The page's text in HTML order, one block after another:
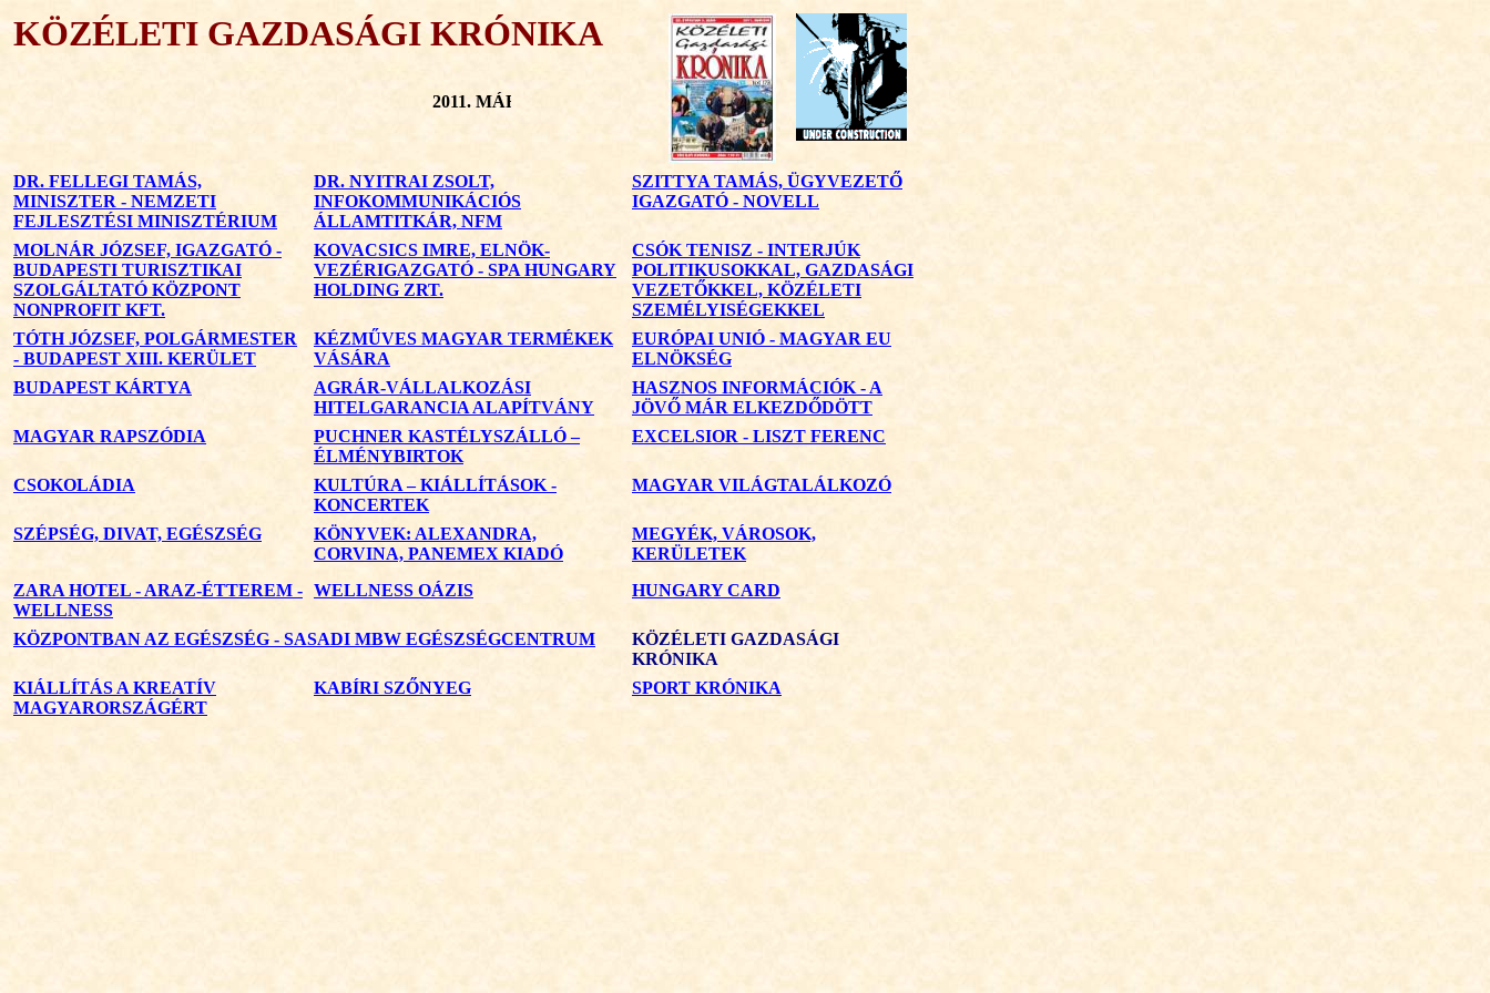
KÖZÉLETI GAZDASÁGI KRÓNIKA
2011. MÁRCIUS
DR. FELLEGI TAMÁS,
MINISZTER - NEMZETI
FEJLESZTÉSI MINISZTÉRIUM
DR. NYITRAI ZSOLT,
INFOKOMMUNIKÁCIÓS
ÁLLAMTITKÁR, NFM
SZITTYA TAMÁS, ÜGYVEZETŐ
IGAZGATÓ - NOVELL
MOLNÁR JÓZSEF, IGAZGATÓ -
BUDAPESTI TURISZTIKAI
SZOLGÁLTATÓ KÖZPONT
NONPROFIT KFT.
KOVACSICS IMRE, ELNÖK-
VEZÉRIGAZGATÓ - SPA HUNGARY
HOLDING ZRT.
CSÓK TENISZ - INTERJÚK
POLITIKUSOKKAL, GAZDASÁGI
VEZETŐKKEL, KÖZÉLETI
SZEMÉLYISÉGEKKEL
TÓTH JÓZSEF, POLGÁRMESTER
- BUDAPEST XIII. KERÜLET
KÉZMŰVES MAGYAR TERMÉKEK
VÁSÁRA
EURÓPAI UNIÓ - MAGYAR EU
ELNÖKSÉG
BUDAPEST KÁRTYA
AGRÁR-VÁLLALKOZÁSI
HITELGARANCIA ALAPÍTVÁNY
HASZNOS INFORMÁCIÓK - A
JÖVŐ MÁR ELKEZDŐDÖTT
MAGYAR RAPSZÓDIA
PUCHNER KASTÉLYSZÁLLÓ –
ÉLMÉNYBIRTOK
EXCELSIOR - LISZT FERENC
CSOKOLÁDIA
KULTÚRA – KIÁLLÍTÁSOK -
KONCERTEK
MAGYAR VILÁGTALÁLKOZÓ
SZÉPSÉG, DIVAT, EGÉSZSÉG
KÖNYVEK: ALEXANDRA,
CORVINA, PANEMEX KIADÓ
MEGYÉK, VÁROSOK,
KERÜLETEK
ZARA HOTEL - ARAZ-ÉTTEREM -
WELLNESS
WELLNESS OÁZIS HUNGARY CARD
KÖZPONTBAN AZ EGÉSZSÉG - SASADI MBW EGÉSZSÉGCENTRUM
KÖZÉLETI GAZDASÁGI
KRÓNIKA
KIÁLLÍTÁS A KREATÍV
MAGYARORSZÁGÉRT
KABÍRI SZŐNYEG SPORT KRÓNIKA